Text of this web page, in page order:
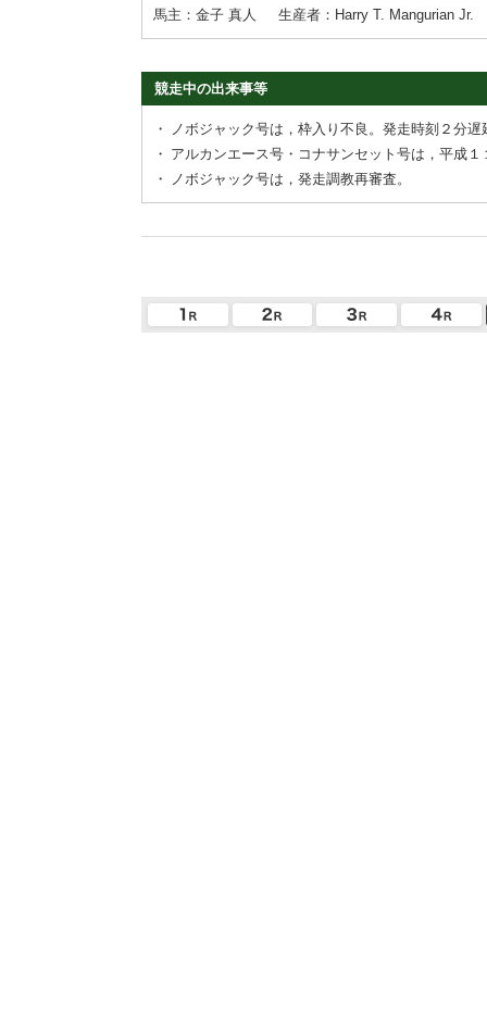
馬主：金子 真人
生産者：Harry T. Mangurian Jr.
競走中の出来事等
・
ノボジャック号は，枠入り不良。発走時刻２分遅
・ アルカンエース号・コナサンセット号は，平成
・
ノボジャック号は，発走調教再審査。